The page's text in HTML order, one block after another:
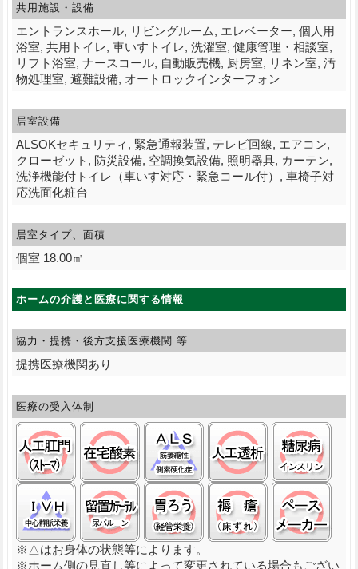
共用施設・設備
エントランスホール, リビングルーム, エレベーター, 個人用
浴室, 共用トイレ, 車いすトイレ, 洗濯室, 健康管理・相談室,
リフト浴室, ナースコール, 自動販売機, 厨房室, リネン室, 汚
物処理室, 避難設備, オートロックインターフォン
居室設備
ALSOKセキュリティ, 緊急通報装置, テレビ回線, エアコン,
クローゼット, 防災設備, 空調換気設備, 照明器具, カーテン,
洗浄機能付トイレ（車いす対応・緊急コール付）, 車椅子対
応洗面化粧台
居室タイプ、面積
個室 18.00㎡
ホームの介護と医療に関する情報
協力・提携・後方支援 医療機関 等
提携医療機関あり
医療の受入体制
ストーマ(人工肛門):○
在宅酸素:○ 筋萎縮性側索硬化症(ＡＬ
人工透析:○ 糖
中心静脈栄養(ＩＶＨ):△留置カテーテル(尿バルーン):○
経管栄養(胃ろう):○褥瘡（床ずれ）
ペ
※△はお身体の状態等によります。
※ホーム側の見直し等によって変更されている場合もござい